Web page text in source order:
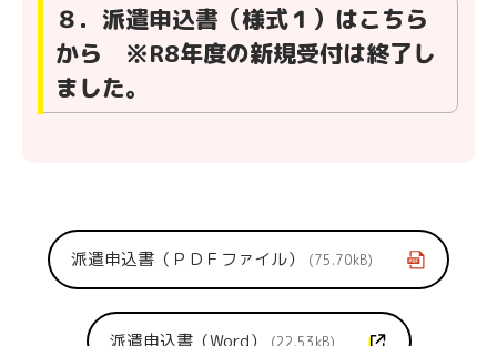
８．派遣申込書（様式１）はこちら
から ※R8年度の新規受付は終了し
ました。
派遣申込書（ＰＤＦファイル） 75.70kB
派遣申込書（Word） 22.53kB